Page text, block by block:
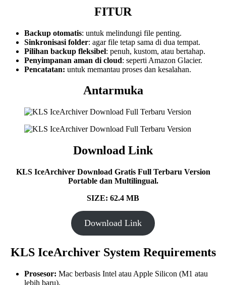
FITUR
Backup otomatis: untuk melindungi file penting.
Sinkronisasi folder: agar file tetap sama di dua tempat.
Pilihan backup fleksibel: penuh, kustom, atau bertahap.
Penyimpanan aman di cloud: seperti Amazon Glacier.
Pencatatan: untuk memantau proses dan kesalahan.
Antarmuka
Download Link
KLS IceArchiver Download Gratis Full Terbaru Version
Portable dan Multilingual.
SIZE: 62.4 MB
Download Link
KLS IceArchiver System Requirements
Prosesor: Mac berbasis Intel atau Apple Silicon (M1 atau
lebih baru).